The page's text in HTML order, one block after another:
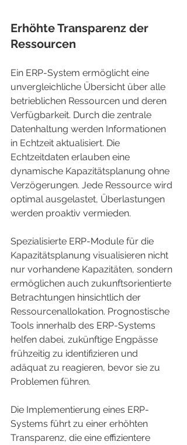
Erhöhte Transparenz der
Ressourcen
Ein ERP-System ermöglicht eine
unvergleichliche Übersicht über alle
betrieblichen Ressourcen und deren
Verfügbarkeit. Durch die zentrale
Datenhaltung werden Informationen
in Echtzeit aktualisiert. Die
Echtzeitdaten erlauben eine
dynamische Kapazitätsplanung ohne
Verzögerungen. Jede Ressource wird
optimal ausgelastet, Überlastungen
werden proaktiv vermieden.
Spezialisierte ERP-Module für die
Kapazitätsplanung visualisieren nicht
nur vorhandene Kapazitäten, sondern
ermöglichen auch zukunftsorientierte
Betrachtungen hinsichtlich der
Ressourcenallokation. Prognostische
Tools innerhalb des ERP-Systems
helfen dabei, zukünftige Engpässe
frühzeitig zu identifizieren und
adäquat zu reagieren, bevor sie zu
Problemen führen.
Die Implementierung eines ERP-
Systems führt zu einer erhöhten
Transparenz, die eine effizientere